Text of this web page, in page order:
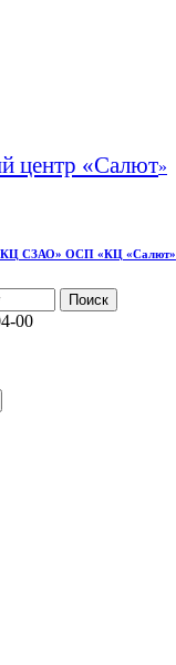
центр «Салют»
СЗАО» ОСП «КЦ «Салют»
00